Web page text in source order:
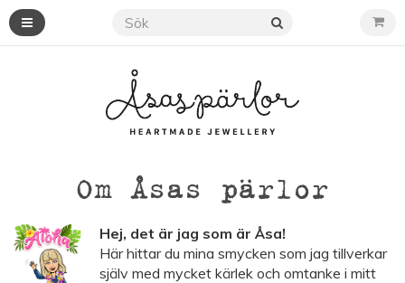
Om Åsas pärlor
Hej, det är jag som är Åsa!
Här hittar du mina smycken som jag tillverkar
själv med mycket kärlek och omtanke i mitt